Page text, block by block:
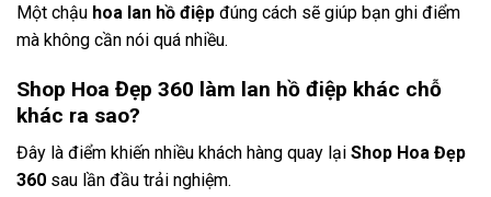
Một chậu hoa lan hồ điệp đúng cách sẽ giúp bạn ghi điểm
mà không cần nói quá nhiều.
Shop Hoa Đẹp 360 làm lan hồ điệp khác chỗ
khác ra sao?
Đây là điểm khiến nhiều khách hàng quay lại Shop Hoa Đẹp
360 sau lần đầu trải nghiệm.